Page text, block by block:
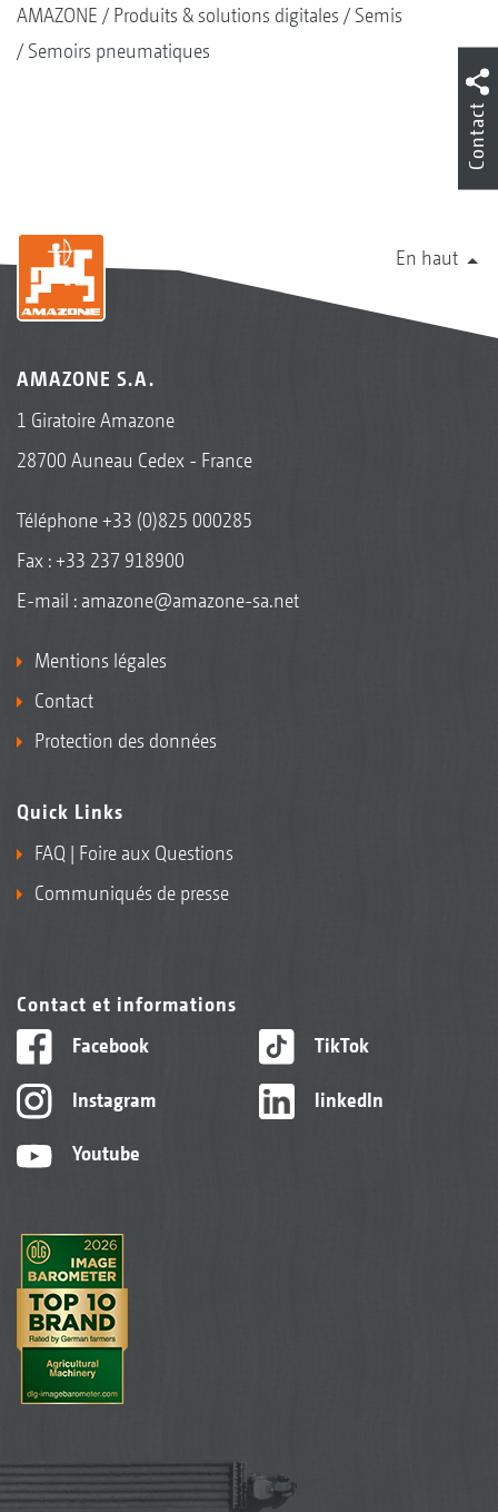
AMAZONE Produits & solutions digitales
Semis
Semoirs pneumatiques
En haut
AMAZONE S.A.
1 Giratoire Amazone
28700 Auneau Cedex - France
Téléphone+33 (0)825 000285
Fax : +33 237 918900
E-mail : amazone@amazone-sa.net
Mentions légales
Contact
Protection des données
Quick Links
FAQ | Foire aux Questions
Communiqués de presse
Contact et informations
Facebook
Instagram
Youtube
TikTok
linkedIn
Contact